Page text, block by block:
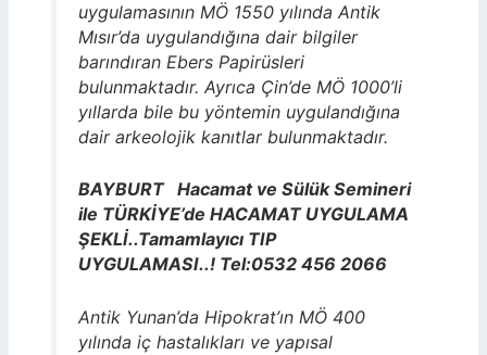
uygulamasının MÖ 1550 yılında Antik
Mısır’da uygulandığına dair bilgiler
barındıran Ebers Papirüsleri
bulunmaktadır. Ayrıca Çin’de MÖ 1000’li
yıllarda bile bu yöntemin uygulandığına
dair arkeolojik kanıtlar bulunmaktadır.
BAYBURT Hacamat ve Sülük Semineri
ile TÜRKİYE’de HACAMAT UYGULAMA
ŞEKLİ..Tamamlayıcı TIP
UYGULAMASI..! Tel:0532 456 2066
Antik Yunan’da Hipokrat’ın MÖ 400
yılında iç hastalıkları ve yapısal